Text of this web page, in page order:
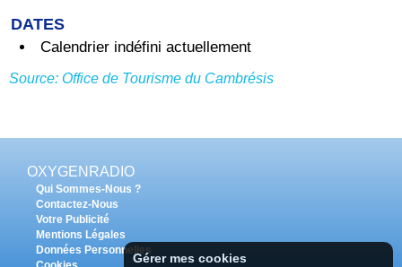
DATES
Calendrier indéfini actuellement
Source: Office de Tourisme du Cambrésis
OXYGENRADIO
Qui Sommes-Nous ?
Contactez-Nous
Votre Publicité
Mentions Légales
Données Personnelles
Gérer mes cookies